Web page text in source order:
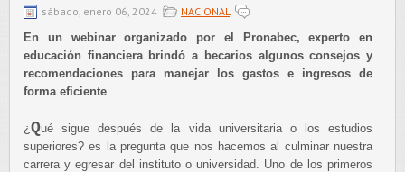
sábado, enero 06, 2024
NACIONAL
En un webinar organizado por el Pronabec, experto en
educación financiera brindó a becarios algunos consejos y
recomendaciones para manejar los gastos e ingresos de
forma eficiente
¿ Qué sigue después de la vida universitaria o los estudios
superiores? es la pregunta que nos hacemos al culminar nuestra
carrera y egresar del instituto o universidad. Uno de los primeros